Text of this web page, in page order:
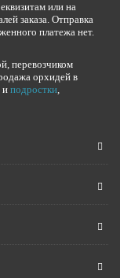
или на
заказа. Отправка
платежа нет.
перевозчиком
орхидей в
иподростки,